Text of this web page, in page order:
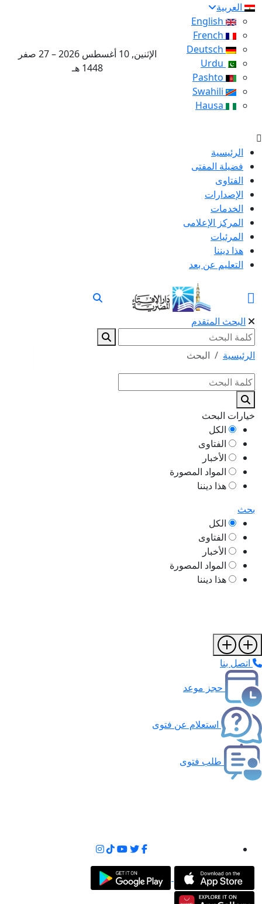
العربية
الإثنين, 10 أغسطس 2026 – 27 صفر
1448 هـ
الرئيسية
فضيلة المفتى
الفتاوى
الإصدارات
الخدمات
المركز الإعلامى
المرئيات
هذا ديننا
التعليم عن بعد
البحث المتقدم
الرئيسية البحث
خيارات البحث
الكل
الفتاوى
الأخبار
المواد المصورة
هذا ديننا
بحث
الكل
الفتاوى
الأخبار
المواد المصورة
هذا ديننا
اتصل بنا
حجز موعد
استعلام عن فتوى
طلب فتوى